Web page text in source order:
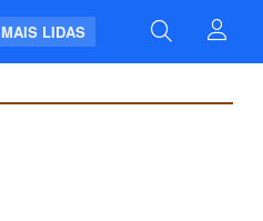
MAIS LIDAS